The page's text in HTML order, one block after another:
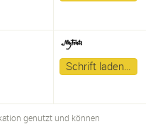
Schrift laden…
genutzt und können